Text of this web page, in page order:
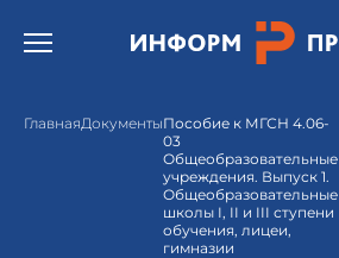
Открыть бургер меню.
ГлавнаяДокументыПособие к МГСН 4.06-
03
Общеобразовательные
учреждения. Выпуск 1.
Общеобразовательные
школы I, II и III ступени
обучения, лицеи,
гимназии